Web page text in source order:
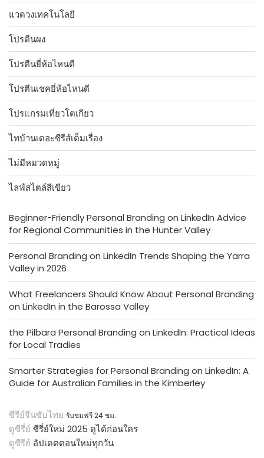
แวดวงเทคโนโลยี
โปรตีนผง
โปรตีนยี่ห้อไหนดี
โปรตีนเชคยี่ห้อไหนดี
โปรแกรมเที่ยวโตเกียว
ไทบ้านเดอะซีรีส์เต็มเรื่อง
ไม่มีหมวดหมู่
ไลฟ์สไตล์สีเขียว
Beginner-Friendly Personal Branding on LinkedIn Advice
for Regional Communities in the Hunter Valley
Personal Branding on LinkedIn Trends Shaping the Yarra
Valley in 2026
What Freelancers Should Know About Personal Branding
on LinkedIn in the Barossa Valley
the Pilbara Personal Branding on LinkedIn: Practical Ideas
for Local Tradies
Smarter Strategies for Personal Branding on LinkedIn: A
Guide for Australian Families in the Kimberley
ซีรีย์จีนซับไทย รับชมฟรี 24 ชม.
ดูซีรี่ย์ ซีรี่ย์ใหม่ 2025 ดูได้ก่อนใคร
ดูซีรีย์ อัปเดตตอนใหม่ทุกวัน